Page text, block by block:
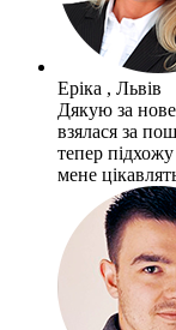
Еріка , Львів
Дякую за
взялася за
тепер
мене